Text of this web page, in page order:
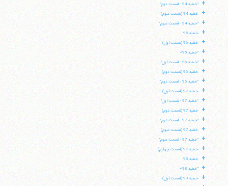
+ "خطبه 94 - قسمت دوم"
+ خطبه 94 (قسمت سوم)
+ "خطبه 94 - قسمت سوم"
+ خطبه 95
+ خطبه 96 (قسمت اول)
+ "خطبه 95»
+ "خطبه 96 - قسمت اول"
+ خطبه 96 (قسمت دوم)
+ "خطبه 96 - قسمت دوم"
+ خطبه 97 (قسمت اول)
+ "خطبه 97 - قسمت اول"
+ خطبه 97 (قسمت دوم)
+ "خطبه 97 - قسمت دوم"
+ خطبه 97 (قسمت سوم)
+ "خطبه 97 - قسمت سوم"
+ خطبه 97 (قسمت چهارم)
+ خطبه 98
+ "خطبه 98»
+ خطبه 99 (قسمت اول)